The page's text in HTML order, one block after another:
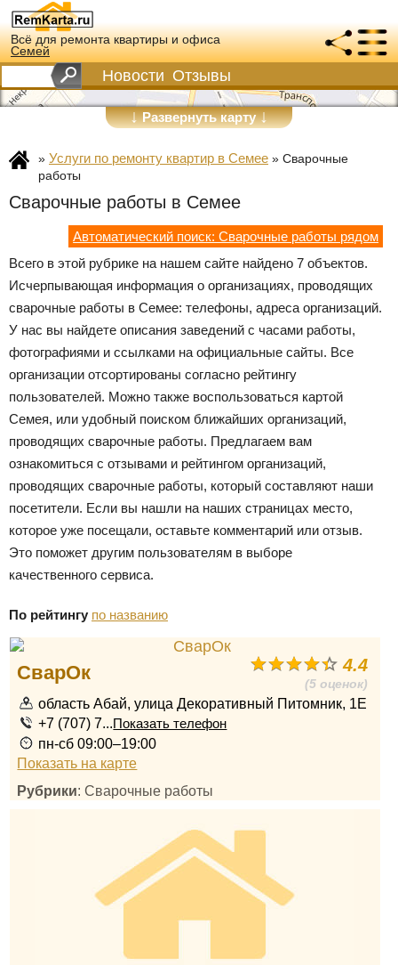
Всё для ремонта квартиры и офиса
Семей
Новости Отзывы
↓Развернуть карту↓
» Услуги по ремонту квартир в Семее » Сварочные
работы
Сварочные работы в Семее
Автоматический поиск: Сварочные работы рядом
Всего в этой рубрике на нашем сайте найдено 7 объектов.
Исчерпывающая информация о организациях, проводящих
сварочные работы в Семее: телефоны, адреса организаций.
У нас вы найдете описания заведений с часами работы,
фотографиями и ссылками на официальные сайты. Все
организации отсортированы согласно рейтингу
пользователей. Можно также воспользоваться картой
Семея, или удобный поиском ближайших организаций,
проводящих сварочные работы. Предлагаем вам
ознакомиться с отзывами и рейтингом организаций,
проводящих сварочные работы, который составляют наши
посетители. Если вы нашли на наших страницах место,
которое уже посещали, оставьте комментарий или отзыв.
Это поможет другим пользователям в выборе
качественного сервиса.
По рейтингу по названию
4.4
(5 оценок)
СварОк
область Абай, улица Декоративный Питомник, 1Е
+7 (707) 7...Показать телефон
пн-сб 09:00–19:00
Показать на карте
Рубрики: Сварочные работы